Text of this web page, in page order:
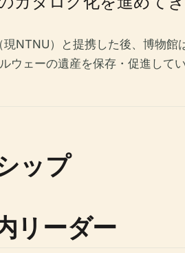
NTNU）と提携した後、博物
ウェーの遺産を保存・促進して
ップ
リーダー